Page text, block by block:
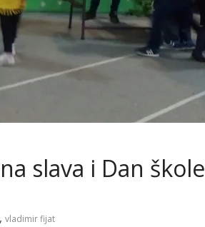
slava i Dan škole
, vladimir fijat